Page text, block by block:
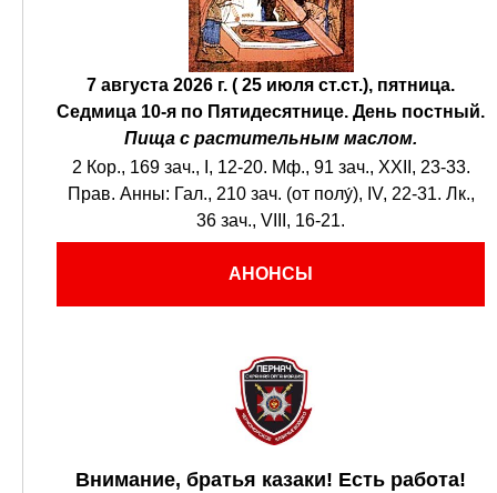
7 августа 2026 г. ( 25 июля ст.ст.), пятница.
Седмица 10-я по Пятидесятнице. День постный.
Пища с растительным маслом.
2 Кор., 169 зач., I, 12-20. Мф., 91 зач., XXII, 23-33.
Прав. Анны: Гал., 210 зач. (от полу́), IV, 22-31. Лк.,
36 зач., VIII, 16-21.
АНОНСЫ
Внимание, братья казаки! Есть работа!